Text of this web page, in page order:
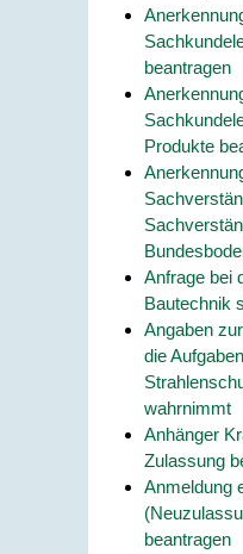
beantragen
Produkte
Anfrage bei
Bautechnik
Angaben
die
wahrnimmt
Anhänger
Zulassung
Anmeldung
beantragen